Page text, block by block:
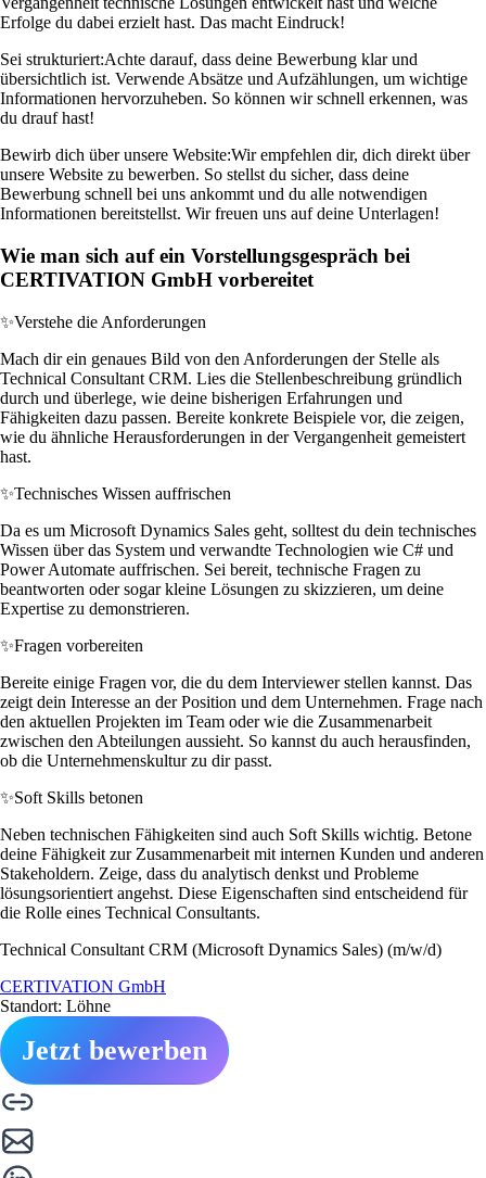
Erfolge du dabei erzielt hast. Das macht Eindruck!
Sei strukturiert:Achte darauf, dass deine Bewerbung klar und
übersichtlich ist. Verwende Absätze und Aufzählungen, um wichtige
Informationen hervorzuheben. So können wir schnell erkennen, was
du drauf hast!
Bewirb dich über unsere Website:Wir empfehlen dir, dich direkt über
unsere Website zu bewerben. So stellst du sicher, dass deine
Bewerbung schnell bei uns ankommt und du alle notwendigen
Informationen bereitstellst. Wir freuen uns auf deine Unterlagen!
Wie man sich auf ein Vorstellungsgespräch bei
CERTIVATION GmbH vorbereitet
✨Verstehe die Anforderungen
Mach dir ein genaues Bild von den Anforderungen der Stelle als
Technical Consultant CRM. Lies die Stellenbeschreibung gründlich
durch und überlege, wie deine bisherigen Erfahrungen und
Fähigkeiten dazu passen. Bereite konkrete Beispiele vor, die zeigen,
wie du ähnliche Herausforderungen in der Vergangenheit gemeistert
hast.
✨Technisches Wissen auffrischen
Da es um Microsoft Dynamics Sales geht, solltest du dein technisches
Wissen über das System und verwandte Technologien wie C# und
Power Automate auffrischen. Sei bereit, technische Fragen zu
beantworten oder sogar kleine Lösungen zu skizzieren, um deine
Expertise zu demonstrieren.
✨Fragen vorbereiten
Bereite einige Fragen vor, die du dem Interviewer stellen kannst. Das
zeigt dein Interesse an der Position und dem Unternehmen. Frage nach
den aktuellen Projekten im Team oder wie die Zusammenarbeit
zwischen den Abteilungen aussieht. So kannst du auch herausfinden,
ob die Unternehmenskultur zu dir passt.
✨Soft Skills betonen
Neben technischen Fähigkeiten sind auch Soft Skills wichtig. Betone
deine Fähigkeit zur Zusammenarbeit mit internen Kunden und anderen
Stakeholdern. Zeige, dass du analytisch denkst und Probleme
lösungsorientiert angehst. Diese Eigenschaften sind entscheidend für
die Rolle eines Technical Consultants.
Technical Consultant CRM (Microsoft Dynamics Sales) (m/w/d)
CERTIVATION GmbH
Standort: Löhne
Jetzt bewerben